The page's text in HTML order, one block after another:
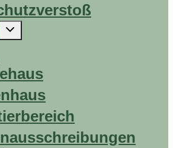
Untermenü
erweitern